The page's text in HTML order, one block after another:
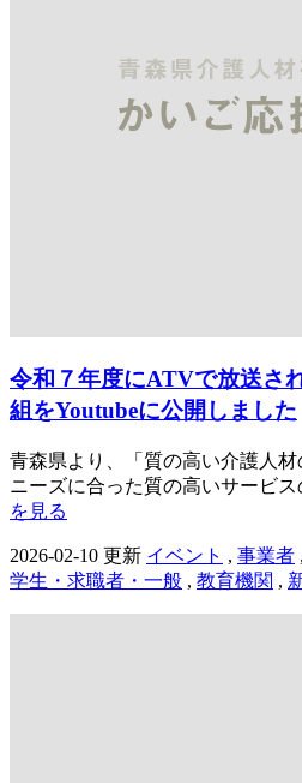
令和７年度にATVで放送さ
組をYoutubeに公開しました
青森県より、「質の高い介護人
ニーズに合った質の高いサービ
を見る
2026-02-10 更新 イベント , 事業者 ,
学生・求職者・一般 , 教育機関 ,